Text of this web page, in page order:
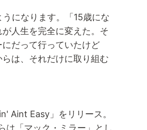
になります。「15歳にな
人生を完全に変えた。そ
だって行っていたけど
は、それだけに取り組む
Aint Easy」をリリース。
は「マック・ミラー」とし